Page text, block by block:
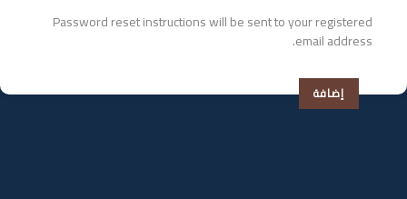
Password reset instructions will be sent to your registered
email address.